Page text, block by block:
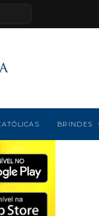
BRINDES